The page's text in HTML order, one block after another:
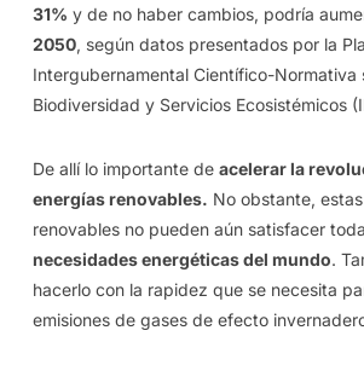
31% y de no haber cambios, podría
2050, según datos presentados por la
Intergubernamental Científico-Normativa
Biodiversidad y Servicios Ecosistémicos
De allí lo importante de acelerar la
energías renovables. No obstante,
renovables no pueden aún satisfacer
necesidades energéticas del mundo.
hacerlo con la rapidez que se necesita
emisiones de gases de efecto